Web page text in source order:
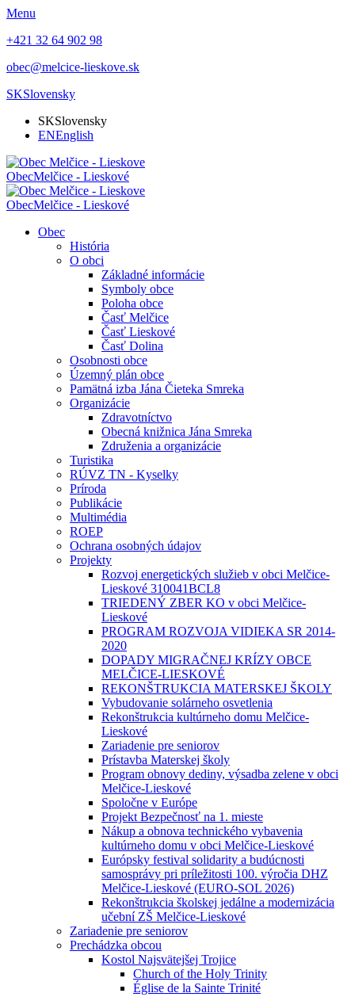
Menu
+421 32 64 902 98
obec@melcice-lieskove.sk
SKSlovensky
SKSlovensky
ENEnglish
ObecMelčice - Lieskové
ObecMelčice - Lieskové
Obec
História
O obci
Základné informácie
Symboly obce
Poloha obce
Časť Melčice
Časť Lieskové
Časť Dolina
Osobnosti obce
Územný plán obce
Pamätná izba Jána Čieteka Smreka
Organizácie
Zdravotníctvo
Obecná knižnica Jána Smreka
Združenia a organizácie
Turistika
RÚVZ TN - Kyselky
Príroda
Publikácie
Multimédia
ROEP
Ochrana osobných údajov
Projekty
Rozvoj energetických služieb v obci Melčice-
Lieskové 310041BCL8
TRIEDENÝ ZBER KO v obci Melčice-
Lieskové
PROGRAM ROZVOJA VIDIEKA SR 2014-
2020
DOPADY MIGRAČNEJ KRÍZY OBCE
MELČICE-LIESKOVÉ
REKONŠTRUKCIA MATERSKEJ ŠKOLY
Vybudovanie solárneho osvetlenia
Rekonštrukcia kultúrneho domu Melčice-
Lieskové
Zariadenie pre seniorov
Prístavba Materskej školy
Program obnovy dediny, výsadba zelene v obci
Melčice-Lieskové
Spoločne v Európe
Projekt Bezpečnosť na 1. mieste
Nákup a obnova technického vybavenia
kultúrneho domu v obci Melčice-Lieskové
Európsky festival solidarity a budúcnosti
samosprávy pri príležitosti 100. výročia DHZ
Melčice-Lieskové (EURO-SOL 2026)
Rekonštrukcia školskej jedálne a modernizácia
učební ZŠ Melčice-Lieskové
Zariadenie pre seniorov
Prechádzka obcou
Kostol Najsvätejšej Trojice
Church of the Holy Trinity
Église de la Sainte Trinité